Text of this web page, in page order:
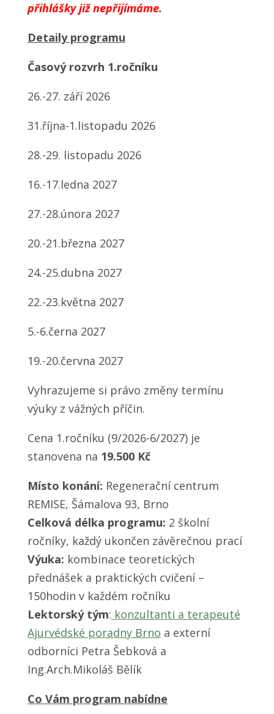
přihlášky již nepřijímáme.
Detaily programu
Časový rozvrh 1.ročníku
26.-27. září 2026
31.října-1.listopadu 2026
28.-29. listopadu 2026
16.-17.ledna 2027
27.-28.února 2027
20.-21.března 2027
24.-25.dubna 2027
22.-23.května 2027
5.-6.černa 2027
19.-20.června 2027
Vyhrazujeme si právo změny termínu
výuky z vážných příčin.
Cena 1.ročníku (9/2026-6/2027) je
stanovena na 19.500 Kč
Místo konání: Regenerační centrum
REMISE, Šámalova 93, Brno
Celková délka programu: 2 školní
ročníky, každý ukončen závěrečnou prací
Výuka: kombinace teoretických
přednášek a praktických cvičení –
150hodin v každém ročníku
Lektorský tým: konzultanti a terapeuté
Ajurvédské poradny Brno a externí
odborníci Petra Šebková a
Ing.Arch.Mikoláš Bělík
Co Vám program nabídne